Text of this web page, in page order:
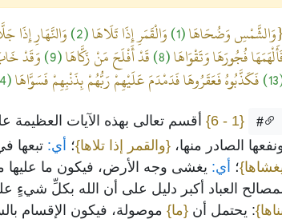
{وَالشَّمْسِ وَضُحَاهَا(1) وَالْقَمَرِ إِذَا تَلَاهَا(2) وَالنَّهَارِ إِذَا
فُجُورَهَا وَتَقْوَاهَا(8) قَدْ أَفْلَحَ مَنْ زَكَّاهَا(9) وَقَدْ
فَكَذَّبُوهُ فَعَقَرُوهَا فَدَمْدَمَ عَلَيْهِمْ رَبُّهُمْ بِذَنْبِهِمْ فَسَوَّاهَا(14)
#
{1 - 6} أقسم تعالى بهذه الآيات العظيمة
الصادر منها، {والقمر إذا تلاها}؛ أي: تبعها
؛ أي: يغشى وجه الأرض، فيكون ما عليها
العباد أكبر دليل على أن الله بكلِّ
: يحتمل أن {ما} موصولة، فيكون الإقسام